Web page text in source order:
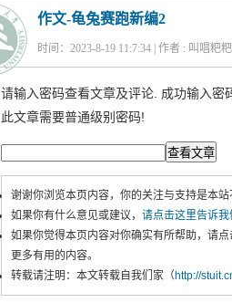
作文-龟兔赛跑新编2
时间：2023-8-19 11:7:34 | 作者 : 叫唱粑
请输入密码查看文章及评论. 成功输入密
此文章需要普通级别密码!
谢谢你浏览本页内容，你的关注与支持是本站
如果你有什么意见或建议， 请点击这里告诉我
如果你觉得本页内容对你确实有所帮助，请
更多有用的内容。
转载请注明：本文转载自我们家（http://